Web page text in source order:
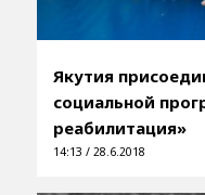
Якутия
социальной
реабилитация»
14:13 / 28.6.2018